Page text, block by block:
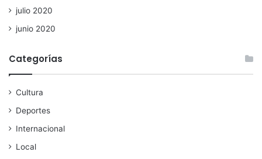
julio 2020
junio 2020
Categorías
Cultura
Deportes
Internacional
Local